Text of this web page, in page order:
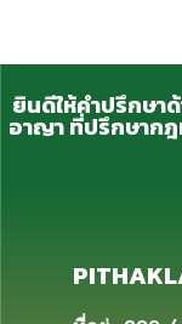
ยินดีให้คำปรึกษา
อาญา ที่ปรึกษาก